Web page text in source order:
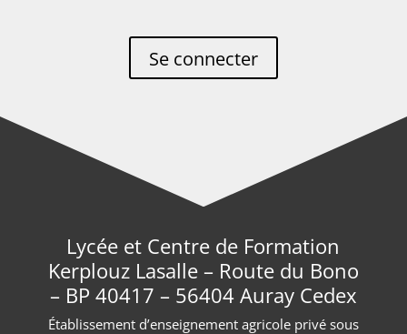
Se connecter
Lycée et Centre de Formation
Kerplouz Lasalle – Route du Bono
– BP 40417 – 56404 Auray Cedex
Établissement d’enseignement agricole privé sous